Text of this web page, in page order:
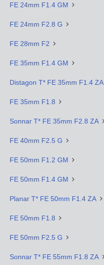
FE 24mm F1.4 GM
FE 24mm F2.8 G
FE 28mm F2
FE 35mm F1.4 GM
Distagon T* FE 35mm F1.4 ZA
FE 35mm F1.8
Sonnar T* FE 35mm F2.8 ZA
FE 40mm F2.5 G
FE 50mm F1.2 GM
FE 50mm F1.4 GM
Planar T* FE 50mm F1.4 ZA
FE 50mm F1.8
FE 50mm F2.5 G
Sonnar T* FE 55mm F1.8 ZA